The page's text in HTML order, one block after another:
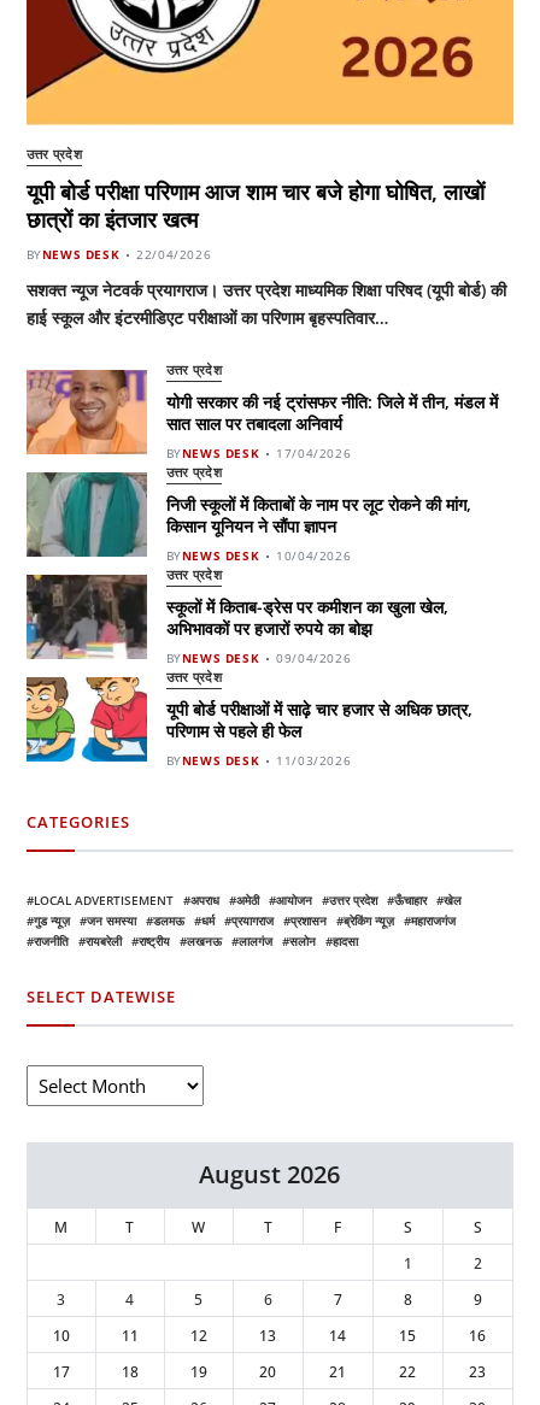
उत्तर प्रदेश
यूपी बोर्ड परीक्षा परिणाम आज शाम चार बजे होगा घोषित, लाखों
छात्रों का इंतजार खत्म
BYNEWS DESK 22/04/2026
सशक्त न्यूज नेटवर्क प्रयागराज। उत्तर प्रदेश माध्यमिक शिक्षा परिषद (यूपी बोर्ड) की
हाई स्कूल और इंटरमीडिएट परीक्षाओं का परिणाम बृहस्पतिवार…
उत्तर प्रदेश
योगी सरकार की नई ट्रांसफर नीति: जिले में तीन, मंडल में
सात साल पर तबादला अनिवार्य
BYNEWS DESK 17/04/2026
उत्तर प्रदेश
निजी स्कूलों में किताबों के नाम पर लूट रोकने की मांग,
किसान यूनियन ने सौंपा ज्ञापन
BYNEWS DESK 10/04/2026
उत्तर प्रदेश
स्कूलों में किताब-ड्रेस पर कमीशन का खुला खेल,
अभिभावकों पर हजारों रुपये का बोझ
BYNEWS DESK 09/04/2026
उत्तर प्रदेश
यूपी बोर्ड परीक्षाओं में साढ़े चार हजार से अधिक छात्र,
परिणाम से पहले ही फेल
BYNEWS DESK 11/03/2026
CATEGORIES
LOCAL ADVERTISEMENT अपराध अमेठी आयोजन उत्तर प्रदेश ऊँचाहार
खेल
गुड न्यूज़
जन समस्या डलमऊ धर्म प्रयागराज प्रशासन ब्रेकिंग न्यूज़
महाराजगंज
राजनीति
रायबरेली राष्ट्रीय लखनऊ लालगंज सलोन हादसा
SELECT DATEWISE
August 2026
M T W T F S
S
1
2
3
4 5 6 7 8
9
10
11 12 13 14 15
16
17
18 19 20 21 22
23